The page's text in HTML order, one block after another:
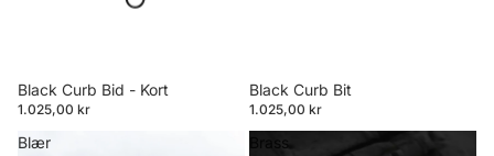
Black Curb Bid - Kort
1.025,00 kr
Black Curb Bit
1.025,00 kr
Blær
Brass